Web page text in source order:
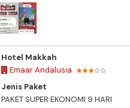
PAKET SUPER EKONOMI 5 JULI 2026
Hotel Makkah
Emaar Andalusia
Jenis Paket
PAKET SUPER EKONOMI 9 HARI